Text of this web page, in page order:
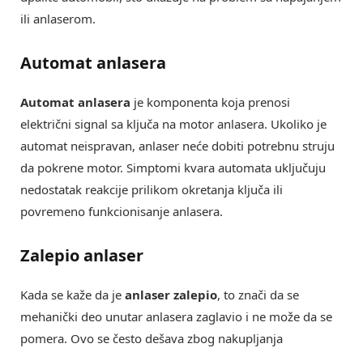
ili anlaserom.
Automat anlasera
Automat anlasera je komponenta koja prenosi
električni signal sa ključa na motor anlasera. Ukoliko je
automat neispravan, anlaser neće dobiti potrebnu struju
da pokrene motor. Simptomi kvara automata uključuju
nedostatak reakcije prilikom okretanja ključa ili
povremeno funkcionisanje anlasera.
Zalepio anlaser
Kada se kaže da je anlaser zalepio, to znači da se
mehanički deo unutar anlasera zaglavio i ne može da se
pomera. Ovo se često dešava zbog nakupljanja